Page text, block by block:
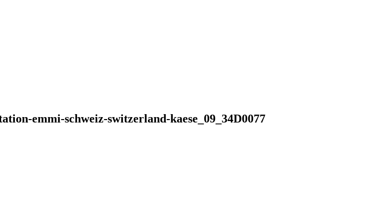
emmi-schweiz-switzerland-kaese_09_34D0077